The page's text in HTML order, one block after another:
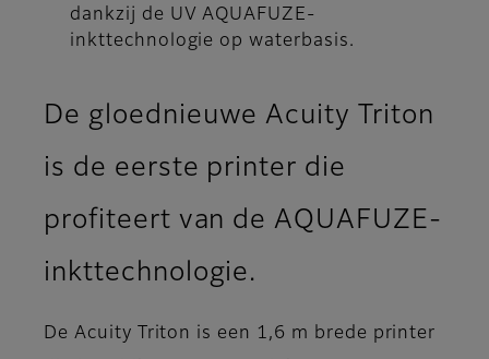
dankzij de UV AQUAFUZE-
inkttechnologie op waterbasis.
De gloednieuwe Acuity Triton
is de eerste printer die
profiteert van de AQUAFUZE-
inkttechnologie.
De Acuity Triton is een 1,6 m brede printer